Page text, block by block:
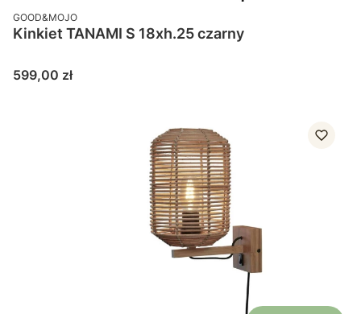
PRODUCENT
GOOD&MOJO
Kinkiet TANAMI S 18xh.25 czarny
Cena
599,00 zł